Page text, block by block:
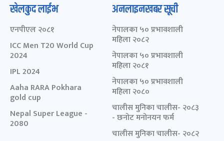
खेलकुद लाईभ
एनपीएल २०८१
ICC Men T20 World Cup
2024
IPL 2024
Aaha RARA Pokhara
gold cup
Nepal Super League -
2080
अनलाइनखबर सूची
नेपालका ५० प्रभावशाली
महिला २०८२
नेपालका ५० प्रभावशाली
महिला २०८१
नेपालका ५० प्रभावशाली
महिला २०८०
चालीस मुनिका चालीस- २०८३
- छनोट मनोनयन फर्म
चालीस मुनिका चालीस- २०८२